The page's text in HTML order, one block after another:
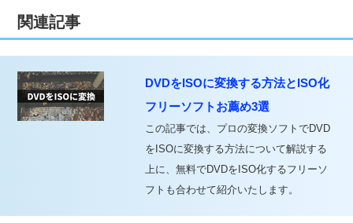
関連記事
DVDをISOに変換する方法とISO化
フリーソフトお薦め3選
この記事では、プロの変換ソフトでDVD
をISOに変換する方法について解説する
上に、無料でDVDをISO化するフリーソ
フトも合わせて紹介いたします。